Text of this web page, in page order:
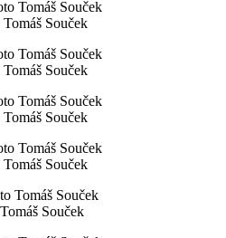
Souček
Souček
Souček
Souček
Souček